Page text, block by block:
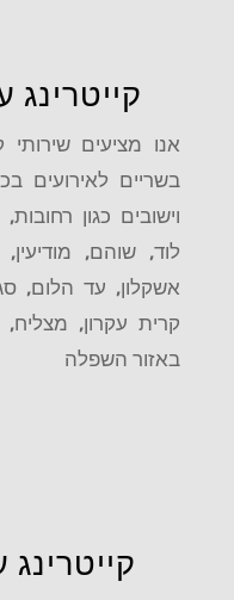
אנו מציעים שירותי
בשריים לאירועים
וישובים כגון
לוד, שוהם,
אשקלון, עד הלום,
קרית עקרון,
באזור השפלה